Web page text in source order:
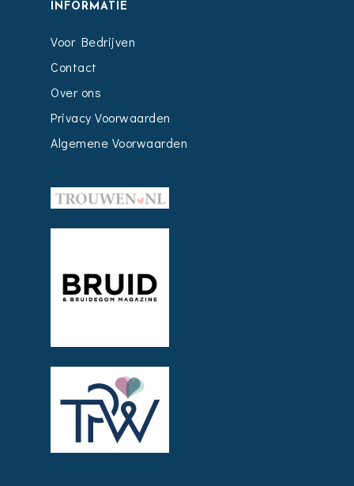
INFORMATIE
Voor Bedrijven
Contact
Over ons
Privacy Voorwaarden
Algemene Voorwaarden